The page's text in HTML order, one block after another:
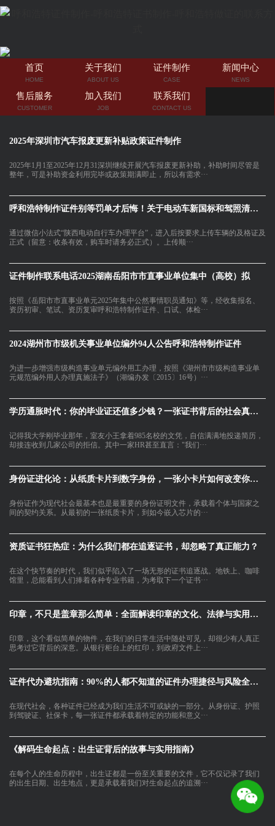
首页
HOME
关于我们
ABOUT US
证件制作
CASE
新闻中心
NEWS
售后服务
CUSTOMER
加入我们
JOB
联系我们
CONTACT US
2025年深圳市汽车报废更新补贴政策证件制作
2025年1月1至2025年12月31深圳继续开展汽车报废更新补助，补助时间尽管是
整年，可是补助资金利用完毕或政策期满即止，所以有需求···
呼和浩特制作证件别等罚单才后悔！关于电动车新国标和驾照清分这
通过微信小法式“陕西电动自行车办理平台”，进入后按要求上传车辆的及格证及
正式（留意：收条有效，购车时请务必正式）。上传顺···
证件制作联系电话2025湖南岳阳市市直事业单位集中（高校）拟
按照《岳阳市市直事业单元2025年集中公然事情职员通知》等，经收集报名、
资历初审、笔试、资历复审呼和浩特制作证件、口试、体检···
2024湖州市市级机关事业单位编外94人公告呼和浩特制作证件
为进一步增强市级构造事业单元编外用工办理，按照《湖州市市级构造事业单
元规范编外用人办理真施法子》（湖编办发〔2015〕16号）···
学历通胀时代：你的毕业证还值多少钱？一张证书背后的社会真相与个人价值
记得我大学刚毕业那年，室友小王拿着985名校的文凭，自信满满地投递简历，
却接连收到几家公司的拒信。其中一家HR甚至直言："我们···
身份证进化论：从纸质卡片到数字身份，一张小卡片如何改变你的生活与社会
身份证作为现代社会最基本也是最重要的身份证明文件，承载着个体与国家之
间的契约关系。从最初的一张纸质卡片，到如今嵌入芯片的···
资质证书狂热症：为什么我们都在追逐证书，却忽略了真正能力？
在这个快节奏的时代，我们似乎陷入了一场无形的证书追逐战。地铁上、咖啡
馆里，总能看到人们捧着各种专业书籍，为考取下一个证书···
印章，不只是盖章那么简单：全面解读印章的文化、法律与实用价值
印章，这个看似简单的物件，在我们的日常生活中随处可见，却很少有人真正
思考过它背后的深意。从银行柜台上的红印，到政府文件上···
证件代办避坑指南：90%的人都不知道的证件办理捷径与风险全解析
在现代社会，各种证件已经成为我们生活不可或缺的一部分。从身份证、护照
到驾驶证、社保卡，每一张证件都承载着特定的功能和意义···
《解码生命起点：出生证背后的故事与实用指南》
在每个人的生命历程中，出生证都是一份至关重要的文件，它不仅记录了我们
的出生日期、出生地点，更是承载着我们对生命起点的追溯···